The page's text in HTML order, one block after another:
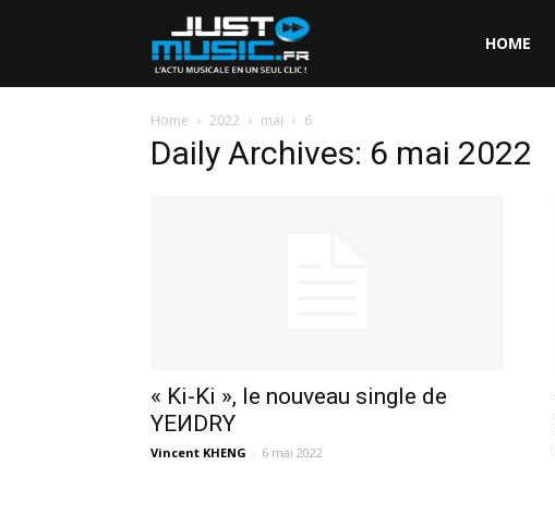
HOME
Home 2022 mai 6
Daily Archives: 6 mai 2022
« Ki-Ki », le nouveau single de
YEИDRY
Vincent KHENG - 6 mai 2022